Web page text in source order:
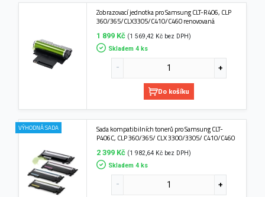
Zobrazovací jednotka pro Samsung CLT-R406, CLP
360/365/CLX3305/C410/C460 renovovaná
1 899 Kč (1 569,42 Kč bez DPH)
Skladem 4 ks
Do košíku
VÝHODNÁ SADA
Sada kompatibilních tonerů pro Samsung CLT-
P406C, CLP 360/365/ CLX 3300/3305/ C410/C460
2 399 Kč (1 982,64 Kč bez DPH)
Skladem 4 ks